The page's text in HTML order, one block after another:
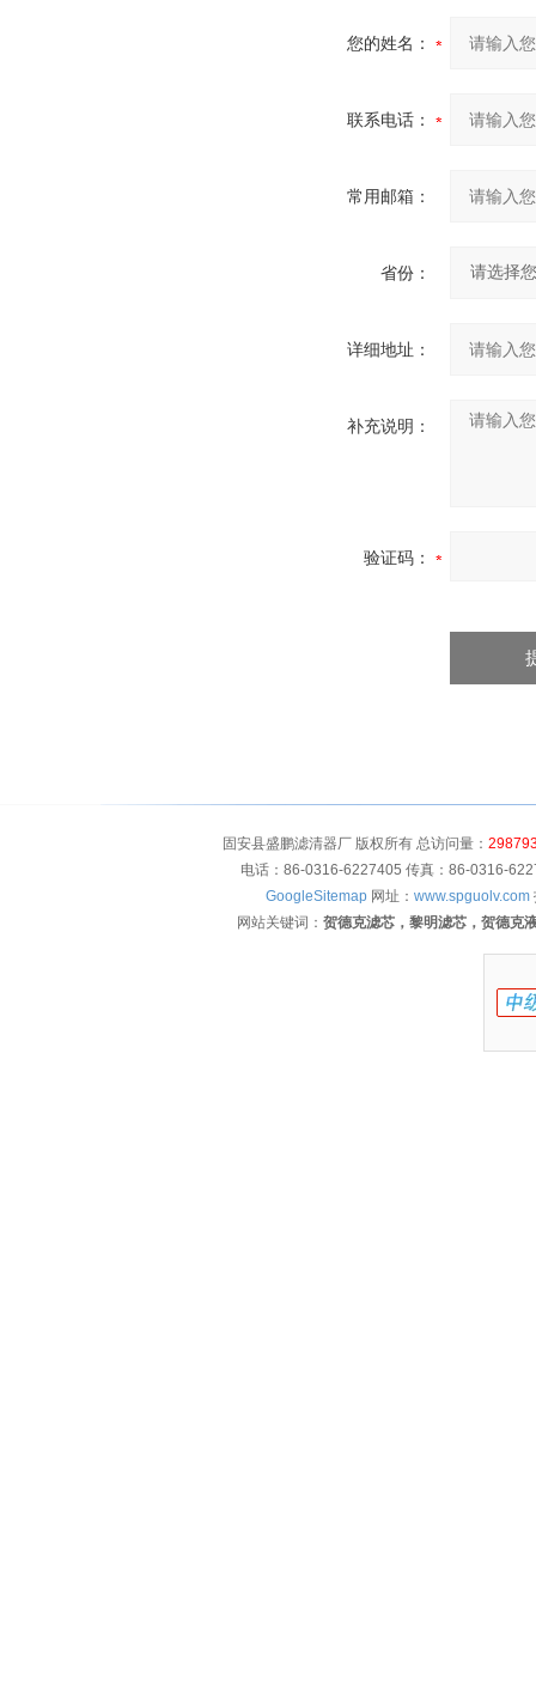
您的姓名：
联系电话：
常用邮箱：
省份：
详细地址：
补充说明：
验证码：
固安县盛鹏滤清器厂 版权所有 总访问量：
电话：86-0316-6227405 传真：86-0316-
GoogleSitemap网址： www.spguolv.com
网站关键词： 贺德克滤芯，黎明滤芯，贺德克